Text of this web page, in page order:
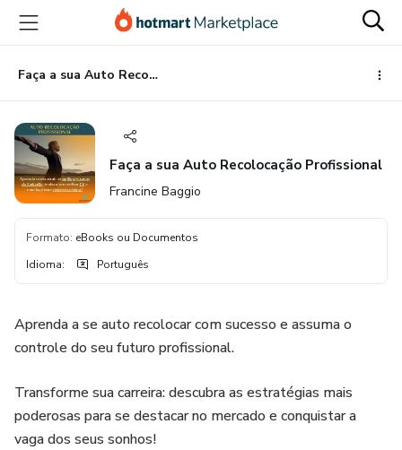
para
conteúdo
principal
para
pagamento
para
rodapé
Faça a sua Auto Recolocação Profissional
Faça a sua Auto Recolocação Profissional
Francine Baggio
Formato: eBooks ou Documentos
Idioma: Português
Aprenda a se auto recolocar com sucesso e assuma o
controle do seu futuro profissional.
Transforme sua carreira: descubra as estratégias mais
poderosas para se destacar no mercado e conquistar a
vaga dos seus sonhos!